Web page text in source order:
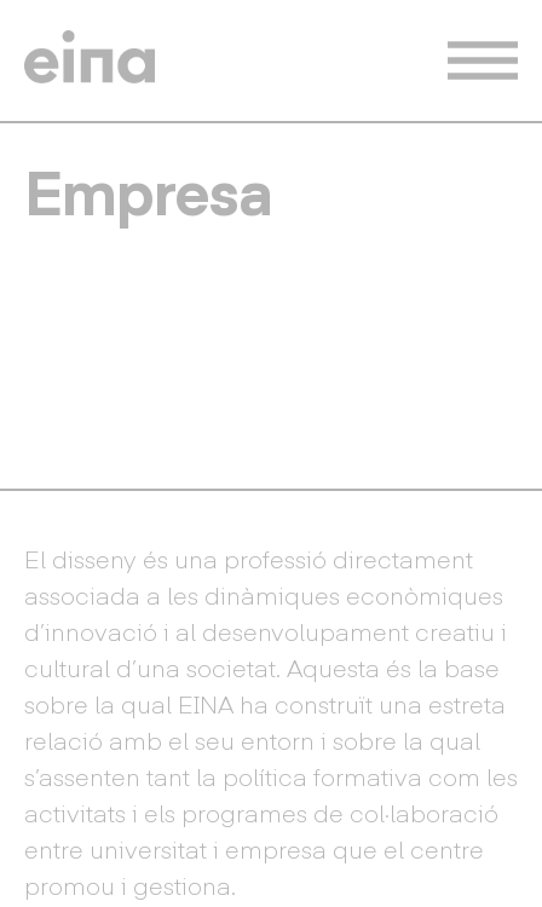
Empresa
El disseny és una professió directament
associada a les dinàmiques econòmiques
d’innovació i al desenvolupament creatiu i
cultural d’una societat. Aquesta és la base
sobre la qual EINA ha construït una estreta
relació amb el seu entorn i sobre la qual
s’assenten tant la política formativa com les
activitats i els programes de col·laboració
entre universitat i empresa que el centre
promou i gestiona.